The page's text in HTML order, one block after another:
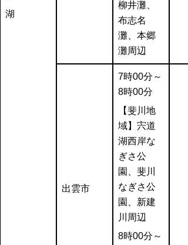
湖
柳井灘、
布志名
灘、本郷
灘周辺
出雲市
7時00分～
8時00分
【斐川地
域】宍道
湖西岸な
ぎさ公
園、斐川
なぎさ公
園、新建
川周辺
8時00分～